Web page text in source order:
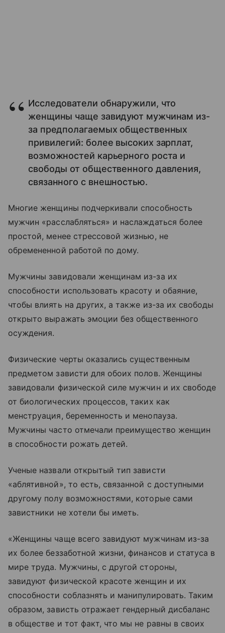
Исследователи обнаружили, что
женщины чаще завидуют мужчинам из-
за предполагаемых общественных
привилегий: более высоких зарплат,
возможностей карьерного роста и
свободы от общественного давления,
связанного с внешностью.
Многие женщины подчеркивали способность
мужчин «расслабляться» и наслаждаться более
простой, менее стрессовой жизнью, не
обремененной работой по дому.
Мужчины завидовали женщинам из-за их
способности использовать красоту и обаяние,
чтобы влиять на других, а также из-за их свободы
открыто выражать эмоции без общественного
осуждения.
Физические черты оказались существенным
предметом зависти для обоих полов. Женщины
завидовали физической силе мужчин и их свободе
от биологических процессов, таких как
менструация, беременность и менопауза.
Мужчины часто отмечали преимущество женщин
в способности рожать детей.
Ученые назвали открытый тип зависти
«аблятивной», то есть, связанной с доступными
другому полу возможностями, которые сами
завистники не хотели бы иметь.
«Женщины чаще всего завидуют мужчинам из-за
их более беззаботной жизни, финансов и статуса в
мире труда. Мужчины, с другой стороны,
завидуют физической красоте женщин и их
способности соблазнять и манипулировать. Таким
образом, зависть отражает гендерный дисбаланс
в обществе и тот факт, что мы не равны в своих